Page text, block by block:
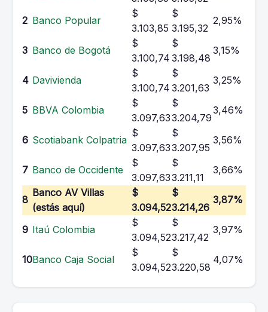
2 Banco Popular
$
3.103,85
$
3.195,32
2,95%
3 Banco de Bogotá
$
3.100,74
$
3.198,48
3,15%
4 Davivienda
$
3.100,74
$
3.201,63
3,25%
5 BBVA Colombia
$
3.097,63
$
3.204,79
3,46%
6 Scotiabank Colpatria
$
3.097,63
$
3.207,95
3,56%
7 Banco de Occidente
$
3.097,63
$
3.211,11
3,66%
8
Banco AV Villas
(estás aquí)
$
3.094,52
$
3.214,26
3,87%
9 Itaú Colombia
$
3.094,52
$
3.217,42
3,97%
10Banco Caja Social
$
3.094,52
$
3.220,58
4,07%